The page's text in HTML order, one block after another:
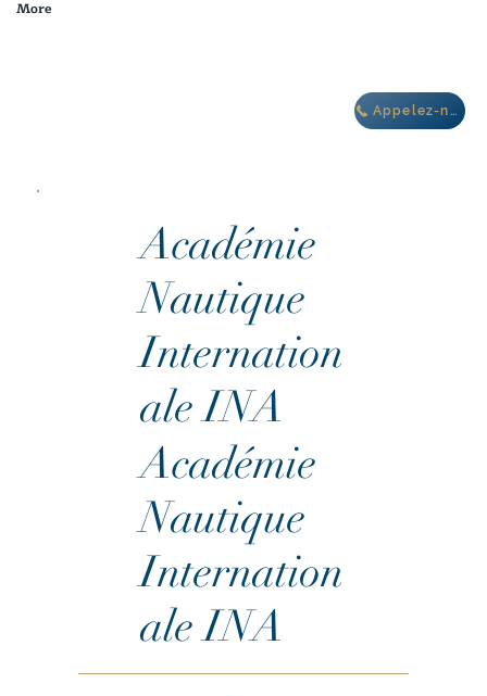
villas Oasis IBIZA
Appelez-nous
More
Académie
Nautique
Internation
ale INA
Académie
Nautique
Internation
ale INA